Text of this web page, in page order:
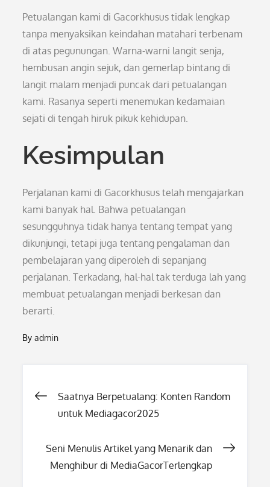
Petualangan kami di Gacorkhusus tidak lengkap
tanpa menyaksikan keindahan matahari terbenam
di atas pegunungan. Warna-warni langit senja,
hembusan angin sejuk, dan gemerlap bintang di
langit malam menjadi puncak dari petualangan
kami. Rasanya seperti menemukan kedamaian
sejati di tengah hiruk pikuk kehidupan.
Kesimpulan
Perjalanan kami di Gacorkhusus telah mengajarkan
kami banyak hal. Bahwa petualangan
sesungguhnya tidak hanya tentang tempat yang
dikunjungi, tetapi juga tentang pengalaman dan
pembelajaran yang diperoleh di sepanjang
perjalanan. Terkadang, hal-hal tak terduga lah yang
membuat petualangan menjadi berkesan dan
berarti.
Byadmin
Post
Saatnya Berpetualang: Konten Random
untuk Mediagacor2025
Seni Menulis Artikel yang Menarik dan
Menghibur di MediaGacorTerlengkap